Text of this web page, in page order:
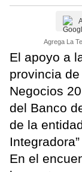
Agrega La
El apoyo a
provincia
Negocios
del Banco
de la
En el